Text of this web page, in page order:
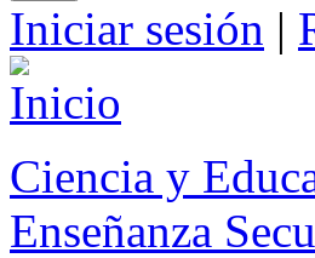
Iniciar sesión |
Ciencia y
Enseñanza